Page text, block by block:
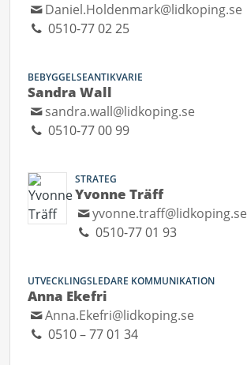
Daniel.Holdenmark@lidkoping.se
0510-77 02 25
BEBYGGELSEANTIKVARIE
Sandra Wall
sandra.wall@lidkoping.se
0510-77 00 99
STRATEG
Yvonne Träff
yvonne.traff@lidkoping.se
0510-77 01 93
UTVECKLINGSLEDARE KOMMUNIKATION
Anna Ekefri
Anna.Ekefri@lidkoping.se
0510 – 77 01 34